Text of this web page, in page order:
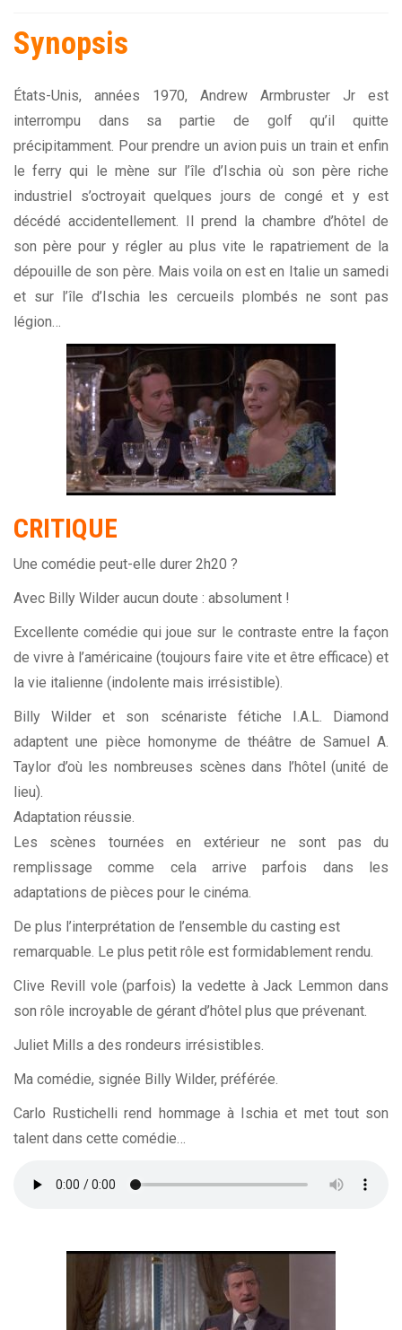
Synopsis
États-Unis, années 1970, Andrew Armbruster Jr est
interrompu dans sa partie de golf qu’il quitte
précipitamment. Pour prendre un avion puis un train et enfin
le ferry qui le mène sur l’île d’Ischia où son père riche
industriel s’octroyait quelques jours de congé et y est
décédé accidentellement. Il prend la chambre d’hôtel de
son père pour y régler au plus vite le rapatriement de la
dépouille de son père. Mais voila on est en Italie un samedi
et sur l’île d’Ischia les cercueils plombés ne sont pas
légion…
CRITIQUE
Une comédie peut-elle durer 2h20 ?
Avec Billy Wilder aucun doute : absolument !
Excellente comédie qui joue sur le contraste entre la façon
de vivre à l’américaine (toujours faire vite et être efficace) et
la vie italienne (indolente mais irrésistible).
Billy Wilder et son scénariste fétiche
I.A.L. Diamond
adaptent une pièce homonyme de théâtre de Samuel A.
Taylor d’où les nombreuses scènes dans l’hôtel (unité de
lieu).
Adaptation réussie.
Les scènes tournées en extérieur ne sont pas du
remplissage comme cela arrive parfois dans les
adaptations de pièces pour le cinéma.
De plus l’interprétation de l’ensemble du casting est
remarquable. Le plus petit rôle est formidablement rendu.
Clive Revill vole (parfois) la vedette à Jack Lemmon dans
son rôle incroyable de gérant d’hôtel plus que prévenant.
Juliet Mills a des rondeurs irrésistibles.
Ma comédie, signée Billy Wilder, préférée.
Carlo Rustichelli rend hommage à Ischia et met tout son
talent dans cette comédie…